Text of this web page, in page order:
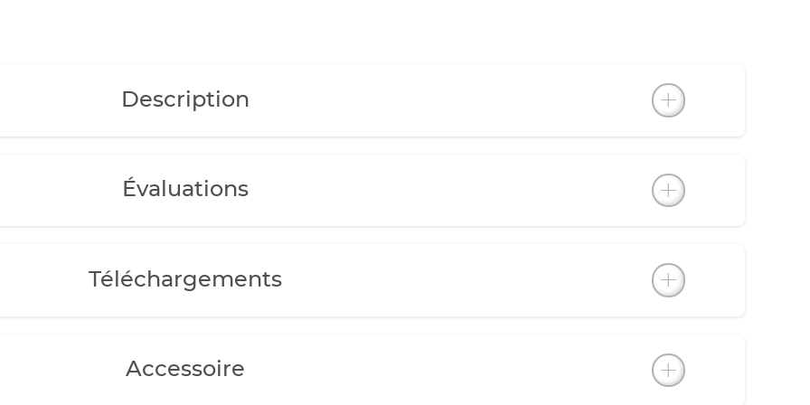
simple pressionDescription
Évaluations
Téléchargements
Accessoire